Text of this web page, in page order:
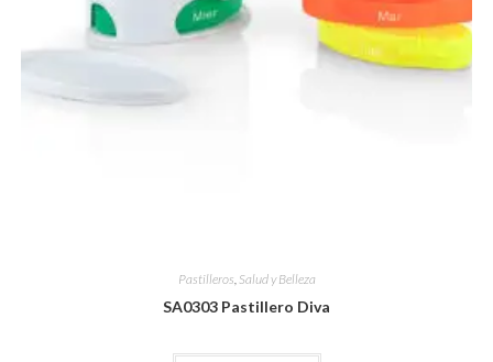
Pastilleros, Salud y Belleza
SA0303 Pastillero Diva